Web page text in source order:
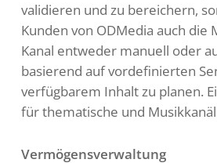
validieren und zu bereichern,
Kunden von ODMedia auch die
Kanal entweder manuell oder
basierend auf vordefinierten
verfügbarem Inhalt zu planen.
für thematische und
Vermögensverwaltung